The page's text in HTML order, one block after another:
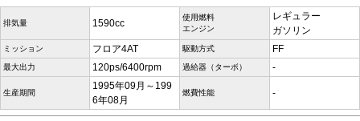
排気量 1590cc
使用燃料
エンジン
レギュラー
ガソリン
ミッション フロア4AT 駆動方式 FF
最大出力 120ps/6400rpm 過給器（ターボ） -
生産期間
1995年09月～199
6年08月
燃費性能 -